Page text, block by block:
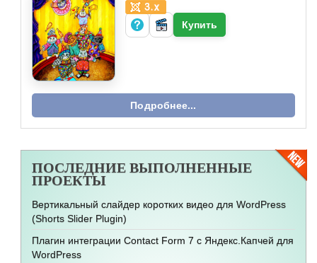
Купить
Подробнее...
ПОСЛЕДНИЕ ВЫПОЛНЕННЫЕ
ПРОЕКТЫ
Вертикальный слайдер коротких видео для WordPress
(Shorts Slider Plugin)
Плагин интеграции Contact Form 7 с Яндекс.Капчей для
WordPress